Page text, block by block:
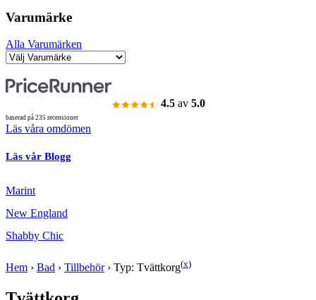
Varumärke
Alla Varumärken
4.5 av 5.0
baserad på 235 recensioner
Läs våra omdömen
Läs vår Blogg
Marint
New England
Shabby Chic
Hem › Bad › Tillbehör› Typ: Tvättkorg(x)